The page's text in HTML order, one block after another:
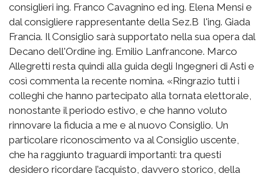
consiglieri ing. Franco Cavagnino ed ing. Elena Mensi e
dal consigliere rappresentante della Sez.B l'ing. Giada
Francia. Il Consiglio sarà supportato nella sua opera dal
Decano dell'Ordine ing. Emilio Lanfrancone. Marco
Allegretti resta quindi alla guida degli Ingegneri di Asti e
così commenta la recente nomina. «Ringrazio tutti i
colleghi che hanno partecipato alla tornata elettorale,
nonostante il periodo estivo, e che hanno voluto
rinnovare la fiducia a me e al nuovo Consiglio. Un
particolare riconoscimento va al Consiglio uscente,
che ha raggiunto traguardi importanti: tra questi
desidero ricordare l’acquisto, davvero storico, della